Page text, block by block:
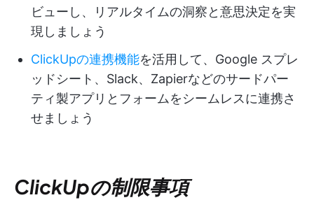
ビューし、リアルタイムの洞察と意思決定を実
現しましょう
ClickUpの連携機能を活用して、Google スプレ
ッドシート、Slack、Zapierなどのサードパー
ティ製アプリとフォームをシームレスに連携さ
せましょう
ClickUpの制限事項